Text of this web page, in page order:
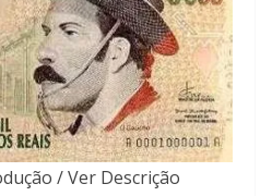
/ Ver Descrição